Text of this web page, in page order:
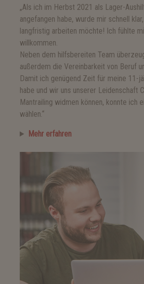
„Als ich im Herbst 2021 als Lager-
angefangen habe, wurde mir schnell
langfristig arbeiten möchte! Ich fühlte
willkommen.
Neben dem hilfsbereiten Team
außerdem die Vereinbarkeit von Beruf
Damit ich genügend Zeit für meine 11-
habe und wir uns unserer Leidenschaft
Mantrailing widmen können, konnte ich
wählen.“
Mehr erfahren